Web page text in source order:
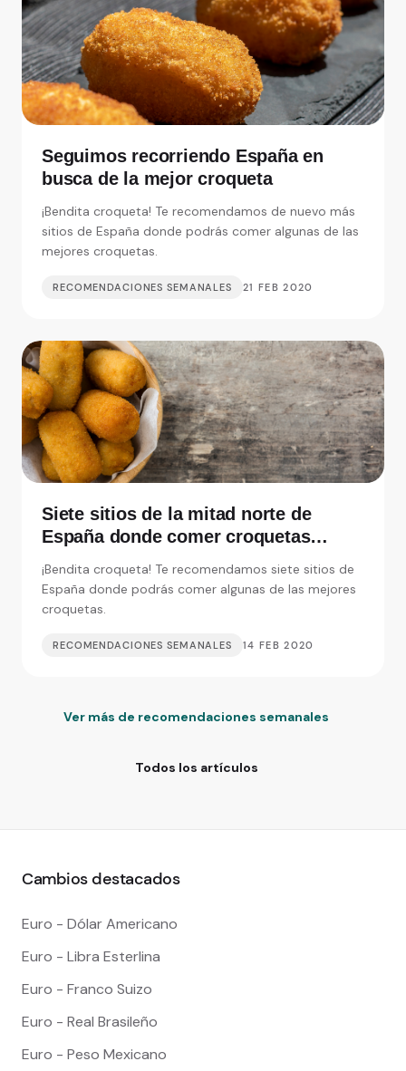
Seguimos recorriendo España en
busca de la mejor croqueta
¡Bendita croqueta! Te recomendamos de nuevo más
sitios de España donde podrás comer algunas de las
mejores croquetas.
RECOMENDACIONES SEMANALES 21 FEB 2020
Siete sitios de la mitad norte de
España donde comer croquetas
¡Bendita croqueta! Te recomendamos siete sitios de
España donde podrás comer algunas de las mejores
croquetas.
RECOMENDACIONES SEMANALES 14 FEB 2020
Ver más de recomendaciones semanales
Todos los artículos
Cambios destacados
Euro - Dólar Americano
Euro - Libra Esterlina
Euro - Franco Suizo
Euro - Real Brasileño
Euro - Peso Mexicano